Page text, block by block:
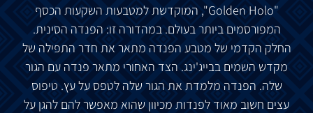
"Golden Holo", המוקדשת למטבעות השקעות הכסף
המפורסמים ביותר בעולם. במהדורה זו: הפנדה הסינית.
החלק הקדמי של מטבע הפנדה מתאר את חדר התפילה של
מקדש השמים בבייג'ינג. הצד האחורי מתאר פנדה עם הגור
שלה. הפנדה מלמדת את הגור שלה לטפס על עץ. טיפוס
עצים חשוב מאוד לפנדות מכיוון שהוא מאפשר להם להגן על